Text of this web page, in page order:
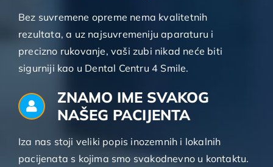
Bez suvremene opreme nema kvalitetnih
rezultata, a uz najsuvremeniju aparaturu i
precizno rukovanje, vaši zubi nikad neće biti
sigurniji kao u Dental Centru 4 Smile.
ZNAMO IME SVAKOG
NAŠEG PACIJENTA
Iza nas stoji veliki popis inozemnih i lokalnih
pacijenata s kojima smo svakodnevno u kontaktu.